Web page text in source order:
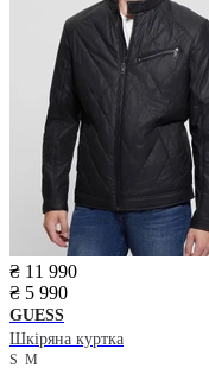
₴ 11 990
₴ 5 990
GUESS
Шкіряна куртка
S M